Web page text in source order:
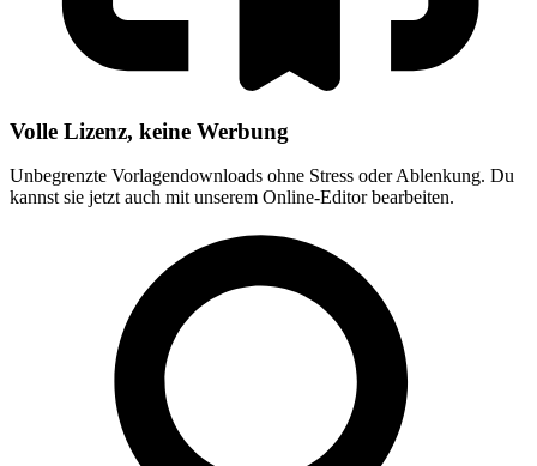
Volle Lizenz, keine Werbung
Unbegrenzte Vorlagendownloads ohne Stress oder Ablenkung. Du
kannst sie jetzt auch mit unserem Online-Editor bearbeiten.